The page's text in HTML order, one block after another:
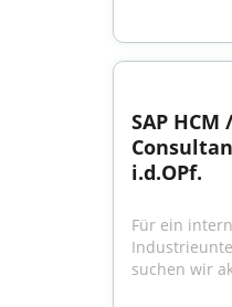
SAP HCM
i.d.OPf.
Für ein
suchen wir